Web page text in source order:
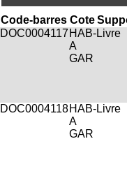
Code-barres Cote
DOC0004117 HAB-
A
GAR
Livre
DOC0004118HAB-
A
GAR
Livre
e
r
l
t